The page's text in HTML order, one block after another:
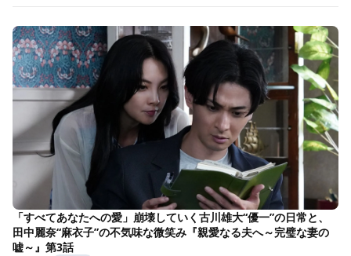
「すべてあなたへの愛」崩壊していく古川雄大“優一”の日常と、
田中麗奈“麻衣子”の不気味な微笑み『親愛なる夫へ～完璧な妻の
嘘～』第3話